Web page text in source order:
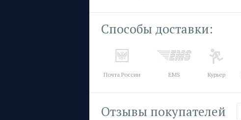
Способы доставки:
Почта России EMS Курьер
Отзывы покупателей